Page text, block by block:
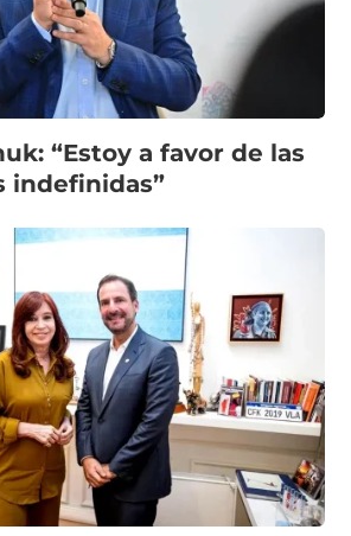
“Estoy a favor de las
indefinidas”